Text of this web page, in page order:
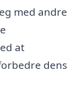
med andre
at
dens